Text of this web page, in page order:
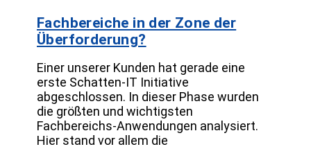
Fachbereiche in der Zone der
Überforderung?
Einer unserer Kunden hat gerade eine
erste Schatten-IT Initiative
abgeschlossen. In dieser Phase wurden
die größten und wichtigsten
Fachbereichs-Anwendungen analysiert.
Hier stand vor allem die